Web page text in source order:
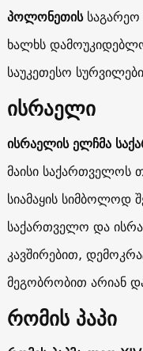
პოლონეთისსაგარეო
ხალხს
საუკეთესო
ისრაელი
ისრაელის ელჩმა
მაისი საქართველოს
სიამაყის სიმბოლოდ
საქართველო და
კავშირებით,
მეგობრობით არიან
რომის პაპი